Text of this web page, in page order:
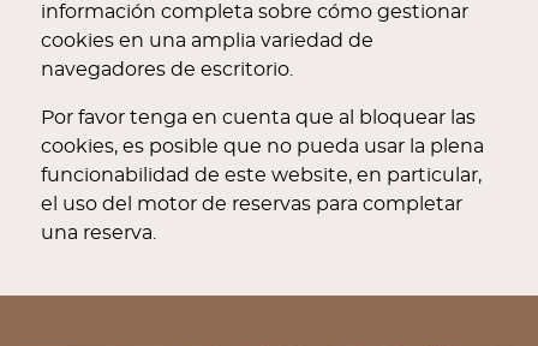
información completa sobre cómo gestionar
cookies en una amplia variedad de
navegadores de escritorio.
Por favor tenga en cuenta que al bloquear las
cookies, es posible que no pueda usar la plena
funcionabilidad de este website, en particular,
el uso del motor de reservas para completar
una reserva.